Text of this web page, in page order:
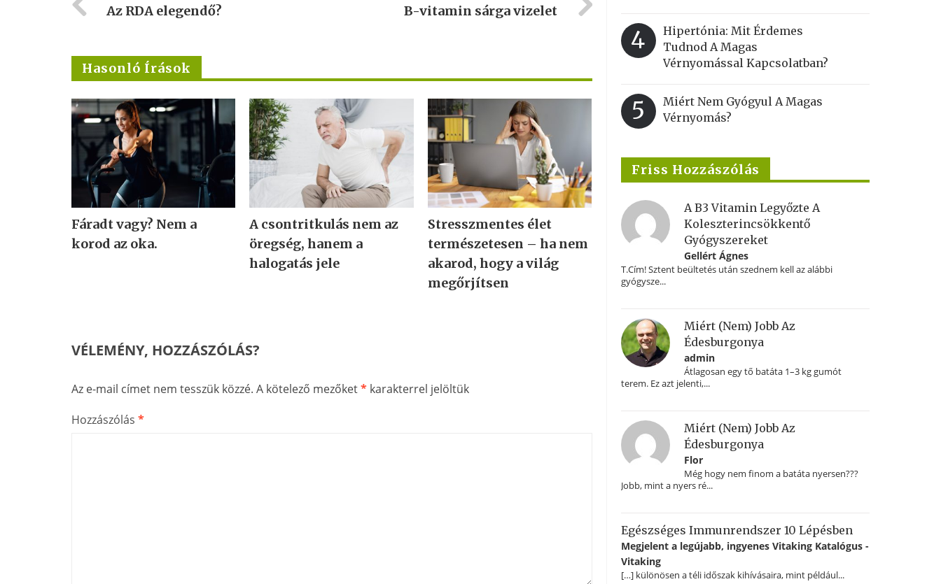
Az RDA elegendő? B-vitamin sárga vizelet
Hasonló Írások
Fáradt vagy? Nem a
korod az oka.
A csontritkulás nem az
öregség, hanem a
halogatás jele
Stresszmentes élet
természetesen – ha nem
akarod, hogy a világ
megőrjítsen
VÉLEMÉNY, HOZZÁSZÓLÁS?
Az e-mail címet nem tesszük közzé. A kötelező mezőket* karakterrel jelöltük
Hozzászólás *
4
Hipertónia: Mit Érdemes
Tudnod A Magas
Vérnyomással Kapcsolatban?
5
Miért Nem Gyógyul A Magas
Vérnyomás?
Friss Hozzászólás
A B3 Vitamin Legyőzte A
Koleszterincsökkentő
Gyógyszereket
Gellért Ágnes
T.Cím! Sztent beültetés után szednem kell az alábbi
gyógysze...
Miért (nem) Jobb Az
Édesburgonya
admin
Átlagosan egy tő batáta 1–3 kg gumót
terem. Ez azt jelenti,...
Miért (nem) Jobb Az
Édesburgonya
Flor
Még hogy nem finom a batáta nyersen???
Jobb, mint a nyers ré...
Egészséges Immunrendszer 10 Lépésben
Megjelent a legújabb, ingyenes Vitaking Katalógus -
Vitaking
[…] különösen a téli időszak kihívásaira, mint például...